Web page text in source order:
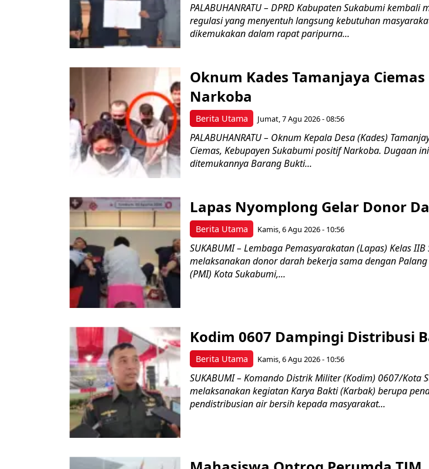
PALABUHANRATU – DPRD Kabupaten Sukabumi
regulasi yang menyentuh langsung kebutuhan
dikemukakan dalam rapat paripurna...
Berita Utama
Oknum Kades Tamanjaya
Narkoba
Jumat, 7 Agu 2026 - 08:56
PALABUHANRATU – Oknum Kepala Desa (Kades)
Ciemas, Kebupayen Sukabumi positif Narkoba. Dugaan
ditemukannya Barang Bukti...
Berita Utama
Lapas Nyomplong Gelar Donor
Kamis, 6 Agu 2026 - 10:56
SUKABUMI – Lembaga Pemasyarakatan (Lapas) Kelas
melaksanakan donor darah bekerja sama dengan
(PMI) Kota Sukabumi,...
Berita Utama
Kodim 0607 Dampingi Distribusi
Kamis, 6 Agu 2026 - 10:56
SUKABUMI – Komando Distrik Militer (Kodim) 0607/Kota
melaksanakan kegiatan Karya Bakti (Karbak) berupa
pendistribusian air bersih kepada masyarakat...